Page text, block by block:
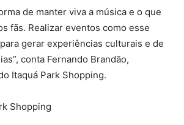
de manter viva a música e o que
fãs. Realizar eventos como esse
gerar experiências culturais e de
conta Fernando Brandão,
Itaquá Park Shopping.
Shopping